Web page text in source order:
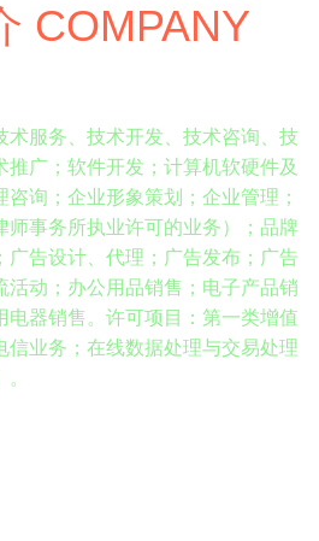
COMPANY
术服务、技术开发、技术咨询、技
广；软件开发；计算机软硬件及
询；企业形象策划；企业管理；
师事务所执业许可的业务）；品牌
广告设计、代理；广告发布；广告
活动；办公用品销售；电子产品销
电器销售。许可项目：第一类增值
信业务；在线数据处理与交易处理